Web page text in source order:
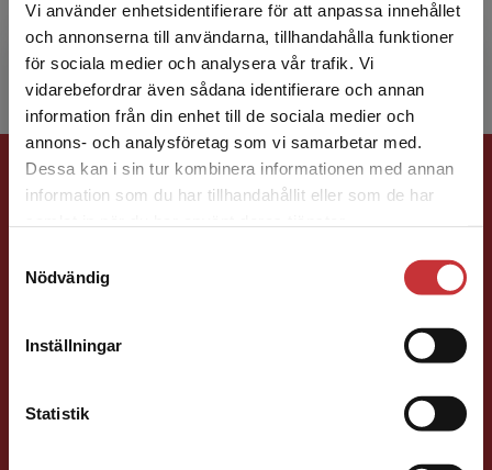
Vi använder enhetsidentifierare för att anpassa innehållet
och annonserna till användarna, tillhandahålla funktioner
för sociala medier och analysera vår trafik. Vi
vidarebefordrar även sådana identifierare och annan
information från din enhet till de sociala medier och
annons- och analysföretag som vi samarbetar med.
Dessa kan i sin tur kombinera informationen med annan
information som du har tillhandahållit eller som de har
Nödvändig
Inställningar
Statistik
Begränsad fraktregion
Det verkar som att du besöker
studentlitteratur.se via en enhet utanför Sverige.
Vi erbjuder inte leveranser utanför Sverige. För
att kunna slutföra ett köp måste
kommunikationsteknik) för förskolan i Kumla
kommun. Hon har utbildat s...
Förlagskontakt